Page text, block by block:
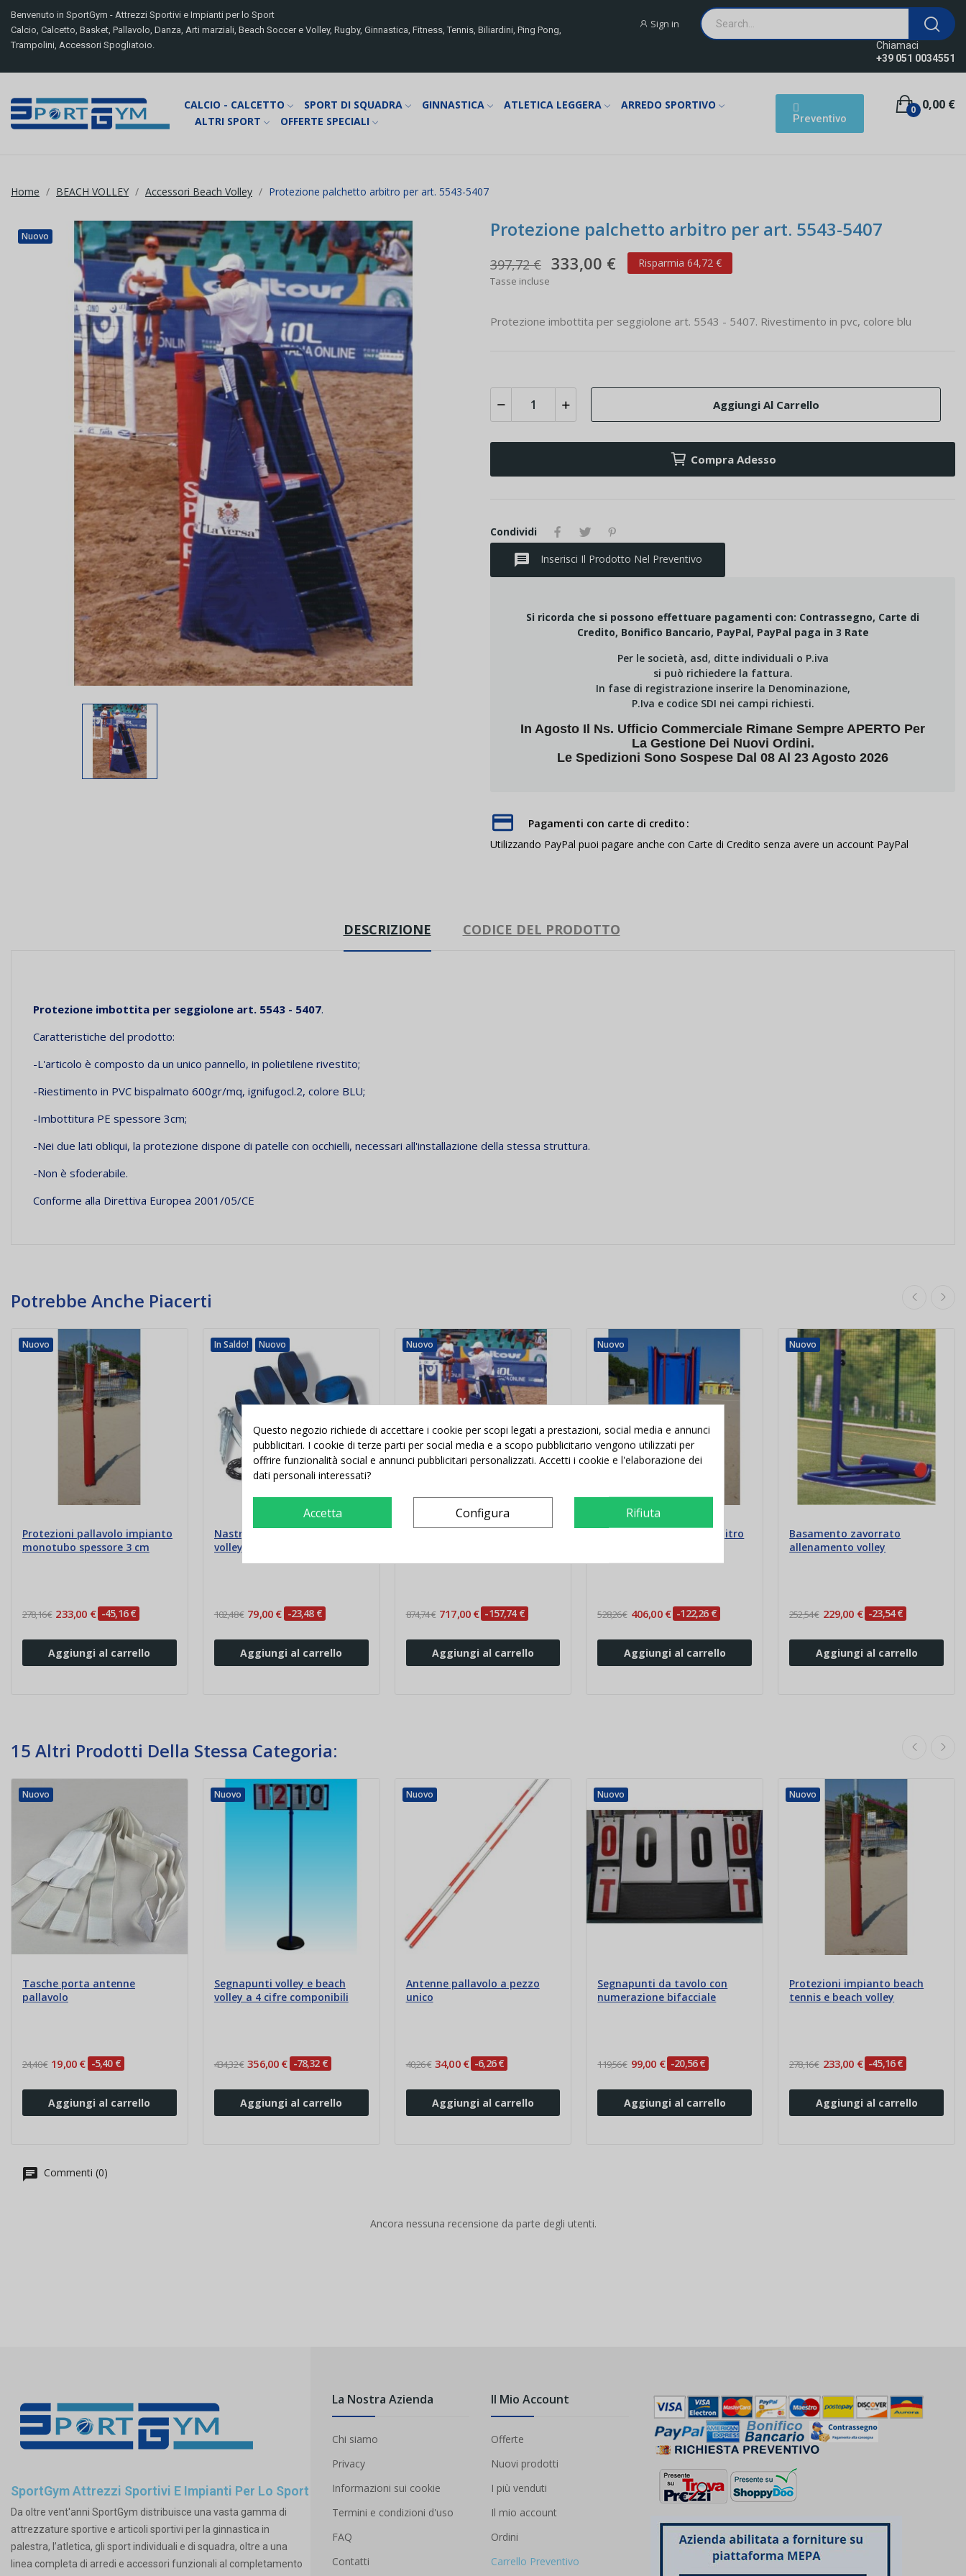
Benvenuto in SportGym - Attrezzi Sportivi e Impianti per lo Sport
Calcio, Calcetto, Basket, Pallavolo, Danza, Arti marziali, Beach Soccer e Volley, Rugby, Ginnastica, Fitness, Tennis, Biliardini, Ping Pong,
Trampolini, Accessori Spogliatoio.
Sign in
Chiamaci
+39 051 0034551
CALCIO - CALCETTO SPORT DI SQUADRA GINNASTICA ATLETICA LEGGERA
ARREDO SPORTIVO
ALTRI SPORT
OFFERTE SPECIALI Preventivo
0,00 €
0
Home BEACH VOLLEY Accessori Beach Volley Protezione palchetto arbitro per art. 5543-5407
Nuovo Protezione palchetto arbitro per art. 5543-5407
397,72 € 333,00 € Risparmia 64,72 €
Tasse incluse
Protezione imbottita per seggiolone art. 5543 - 5407. Rivestimento in pvc, colore blu
Aggiungi Al Carrello
Compra Adesso
Condividi
message Inserisci Il Prodotto Nel Preventivo
Si ricorda che si possono effettuare pagamenti con: Contrassegno, Carte di
Credito, Bonifico Bancario, PayPal, PayPal paga in 3 Rate
Per le società, asd, ditte individuali o P.iva
si può richiedere la fattura.
In fase di registrazione inserire la Denominazione,
P.Iva e codice SDI nei campi richiesti.
In Agosto Il Ns. Ufficio Commerciale Rimane Sempre APERTO Per
La Gestione Dei Nuovi Ordini.
Le Spedizioni Sono Sospese Dal 08 Al 23 Agosto 2026
Pagamenti con carte di credito
Utilizzando PayPal puoi pagare anche con Carte di Credito senza avere un account PayPal
DESCRIZIONE CODICE DEL PRODOTTO
Protezione imbottita per seggiolone art. 5543 - 5407.
Caratteristiche del prodotto:
-L'articolo è composto da un unico pannello, in polietilene rivestito;
-Riestimento in PVC bispalmato 600gr/mq, ignifugocl.2, colore BLU;
-Imbottitura PE spessore 3cm;
-Nei due lati obliqui, la protezione dispone di patelle con occhielli, necessari all'installazione della stessa struttura.
-Non è sfoderabile.
Conforme alla Direttiva Europea 2001/05/CE
Potrebbe Anche Piacerti
Nuovo
Protezioni pallavolo impianto
monotubo spessore 3 cm
278,16 € 233,00 € -45,16 €
Aggiungi al carrello
In Saldo! Nuovo
Nastro segnacampo beach
volley badminton e green
volley
102,48 € 79,00 € -23,48 €
Aggiungi al carrello
Nuovo
874,74 € 717,00 € -157,74 €
Aggiungi al carrello
Nuovo
Seggiolone palchetto arbitro
528,26 € 406,00 € -122,26 €
Aggiungi al carrello
Nuovo
Basamento zavorrato
allenamento volley
252,54 € 229,00 € -23,54 €
Aggiungi al carrello
15 Altri Prodotti Della Stessa Categoria:
Nuovo
Tasche porta antenne
pallavolo
24,40 € 19,00 € -5,40 €
Aggiungi al carrello
Nuovo
Segnapunti volley e beach
volley a 4 cifre componibili
434,32 € 356,00 € -78,32 €
Aggiungi al carrello
Nuovo
Antenne pallavolo a pezzo
unico
40,26 € 34,00 € -6,26 €
Aggiungi al carrello
Nuovo
Segnapunti da tavolo con
numerazione bifacciale
119,56 € 99,00 € -20,56 €
Aggiungi al carrello
Nuovo
Protezioni impianto beach
tennis e beach volley
278,16 € 233,00 € -45,16 €
Aggiungi al carrello
Commenti (0)
Ancora nessuna recensione da parte degli utenti.
SportGym Attrezzi Sportivi E Impianti Per Lo Sport
Da oltre vent'anni SportGym distribuisce una vasta gamma di
attrezzature sportive e articoli sportivi per la ginnastica in
palestra, l’atletica, gli sport individuali e di squadra, oltre a una
linea completa di arredi e accessori funzionali al completamento
La Nostra Azienda
Chi siamo
Privacy
Informazioni sui cookie
Termini e condizioni d'uso
FAQ
Contatti
Il Mio Account
Offerte
Nuovi prodotti
I più venduti
Il mio account
Ordini
Carrello Preventivo
Questo negozio richiede di accettare i cookie per scopi legati a prestazioni, social media e annunci
pubblicitari. I cookie di terze parti per social media e a scopo pubblicitario vengono utilizzati per
offrire funzionalità social e annunci pubblicitari personalizzati. Accetti i cookie e l'elaborazione dei
dati personali interessati?
Accetta Configura Rifiuta